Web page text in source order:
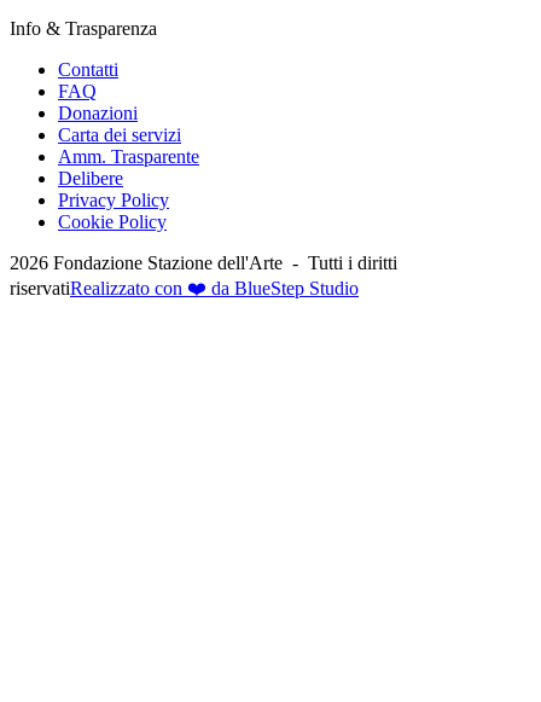
Info & Trasparenza
Contatti
FAQ
Donazioni
Carta dei servizi
Amm. Trasparente
Delibere
Privacy Policy
Cookie Policy
2026 Fondazione Stazione dell'Arte - Tutti i diritti
riservatiRealizzato con ❤️ da BlueStep Studio